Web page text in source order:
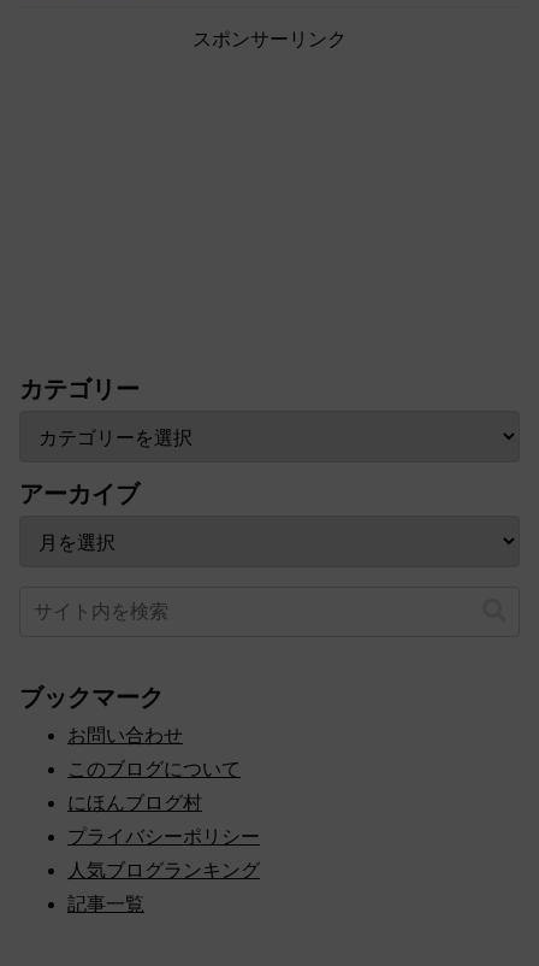
スポンサーリンク
カテゴリー
アーカイブ
ブックマーク
お問い合わせ
このブログについて
にほんブログ村
プライバシーポリシー
人気ブログランキング
記事一覧